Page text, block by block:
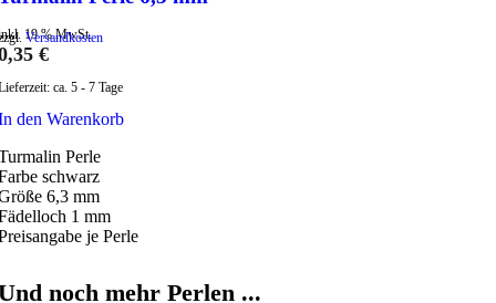
19 % MwSt.
Versandkosten
€
ca. 5 - 7 Tage
den Warenkorb
Perle
schwarz
6,3 mm
1 mm
je Perle
noch mehr Perlen ...